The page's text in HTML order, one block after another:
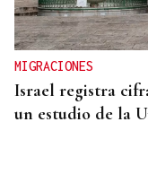
MIGRACIONES
Israel registra
un estudio de la